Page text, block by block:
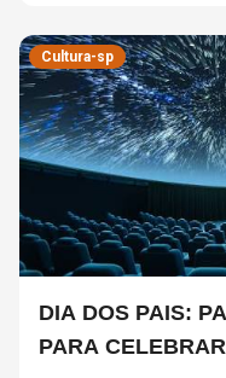
Cultura-sp
DIA DOS PAIS:
PARA